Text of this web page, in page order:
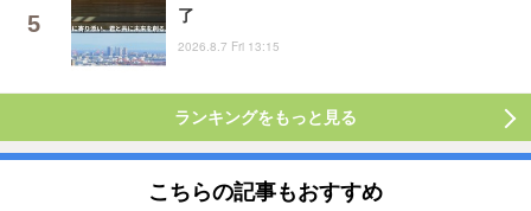
了
2026.8.7 Fri 13:15
ランキングをもっと見る
こちらの記事もおすすめ